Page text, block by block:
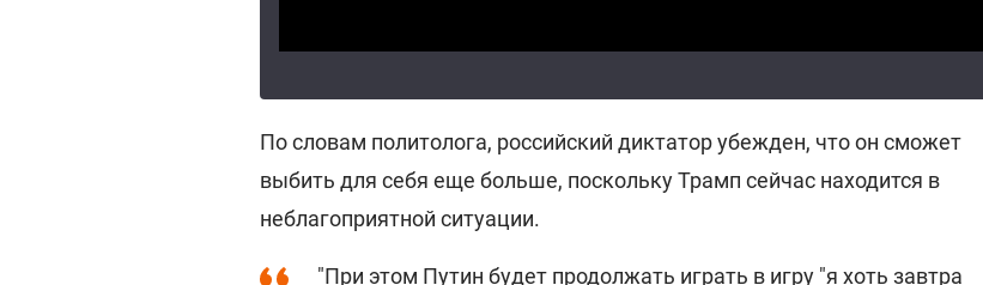
По словам политолога, российский диктатор убежден, что он сможет
выбить для себя еще больше, поскольку Трамп сейчас находится в
неблагоприятной ситуации.
"При этом Путин будет продолжать играть в игру "я хоть завтра